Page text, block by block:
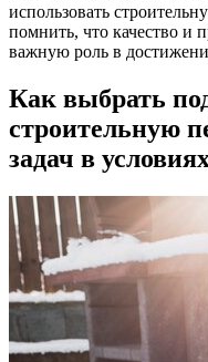
использовать
помнить, что качество и
важную роль в
Как выбрать
строительную
задач в